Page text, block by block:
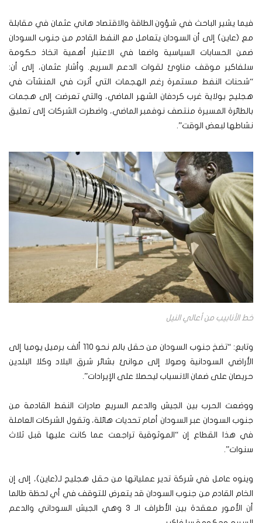
فيما يشير الباحث في شؤون الطاقة والاقتصاد هاني عثمان في مقابلة
مع (عاين) إلى أن السودان يتعامل مع النفط القادم من جنوب السودان
ضمن الحسابات السياسية واضعا في الاعتبار أهمية اتخاذ حكومة
سلفاكير موقف مناوئ لقوات الدعم السريع. وأشار عثمان، إلى أن:
“شحنات النفط مستمرة رغم الهجمات التي أثرت في المنشآت في
هجليج بولاية غرب كردفان الشهر الماضي، والتي تعرضت إلى هجمات
بالطائرة المسيرة منتصف نوفمبر الماضي، واضطرت الشركات إلى تعليق
نشاطها لبعض الوقت”.
خط الأنابيب من أعالي النيل
وتابع: “تضخ جنوب السودان من حقل بالم نحو 110 ألف برميل يوميا إلى
الأراضي السودانية وصولا إلى موانئ بشائر شرق البلاد وكلا البلدين
حريصان على ضمان الانسياب ليحصلا على الإيرادات”.
ووضعت الحرب بين الجيش والدعم السريع صادرات النفط القادمة من
جنوب السودان عبر السودان أمام تحديات هائلة، وتقول الشركات العاملة
في هذا القطاع إن “الموثوقية تراجعت عما كانت عليها قبل ثلاث
سنوات”.
وينوه عامل في شركة تدير عملياتها من حقل هجليج لـ(عاين)، إلى إن
الخام القادم من جنوب السودان قد يتعرض للتوقف في أي لحظة طالما
أن الأمور معقدة بين الأطراف الـ 3 وهي الجيش السوداني والدعم